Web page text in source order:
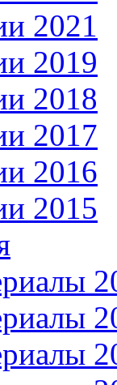
2021
2019
2018
2017
2016
2015